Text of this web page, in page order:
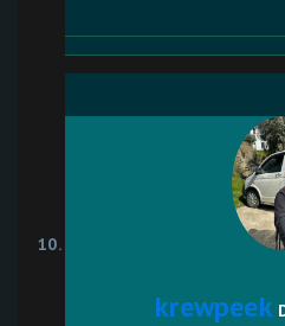
krewpeek